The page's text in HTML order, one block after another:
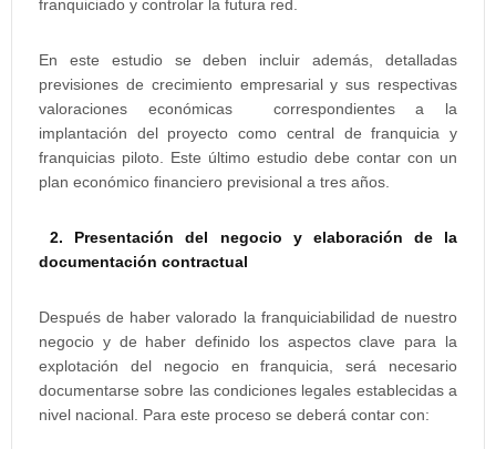
franquiciado y controlar la futura red.
En este estudio se deben incluir además, detalladas
previsiones de crecimiento empresarial y sus respectivas
valoraciones económicas correspondientes a la
implantación del proyecto como central de franquicia y
franquicias piloto. Este último estudio debe contar con un
plan económico financiero previsional a tres años.
2. Presentación del negocio y elaboración de la
documentación contractual
Después de haber valorado la franquiciabilidad de nuestro
negocio y de haber definido los aspectos clave para la
explotación del negocio en franquicia, será necesario
documentarse sobre las condiciones legales establecidas a
nivel nacional. Para este proceso se deberá contar con: